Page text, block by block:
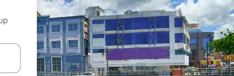
oklarıyla gezinin veya dokunarak ya da kaydırma hareketleriyle keşfedin.